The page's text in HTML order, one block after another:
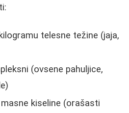
telesne težine (jaja,
(ovsene pahuljice,
kiseline (orašasti